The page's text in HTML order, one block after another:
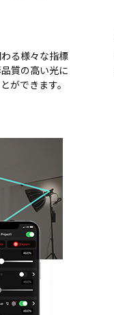
る様々な指標
質の高い光に
ができます。